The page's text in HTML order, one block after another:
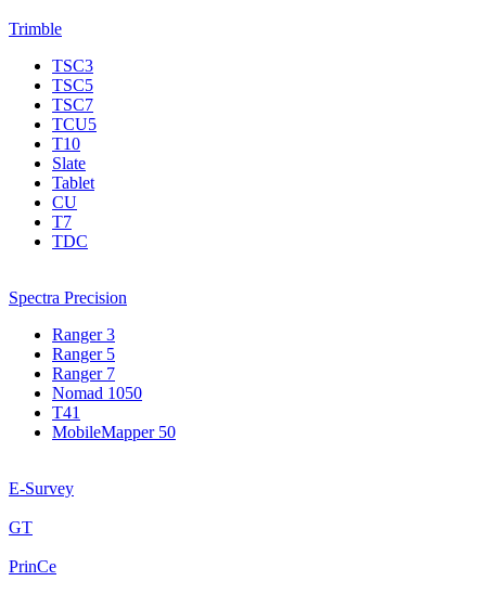
Trimble
TSC3
TSC5
TSC7
TCU5
T10
Slate
Tablet
CU
T7
TDC
Spectra Precision
Ranger 3
Ranger 5
Ranger 7
Nomad 1050
T41
MobileMapper 50
E-Survey
GT
PrinCe